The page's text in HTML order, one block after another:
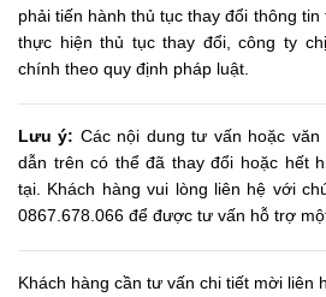
phải tiến hành thủ tục thay đổi thông
thực hiện thủ tục thay đổi, công ty
chính theo quy định pháp luật.
Lưu ý: Các nội dung tư vấn hoặc
dẫn trên có thể đã thay đổi hoặc hết
tại. Khách hàng vui lòng liên hệ với
0867.678.066 để được tư vấn hỗ trợ
Khách hàng cần tư vấn chi tiết mời liên